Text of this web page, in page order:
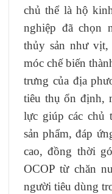
chủ thể là hộ
nghiệp đã chọn
thủy sản như vịt,
móc chế biến
trưng của địa
tiêu thụ ổn định,
lực giúp các chủ
sản phẩm, đáp
cao, đồng thời
OCOP từ chăn
người tiêu dùng